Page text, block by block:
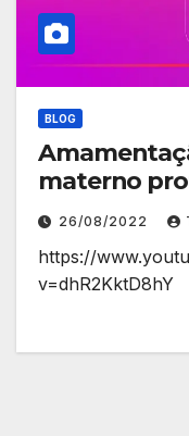
BLOG
materno
26/08/2022
https://
v=dhR2KktD8hY